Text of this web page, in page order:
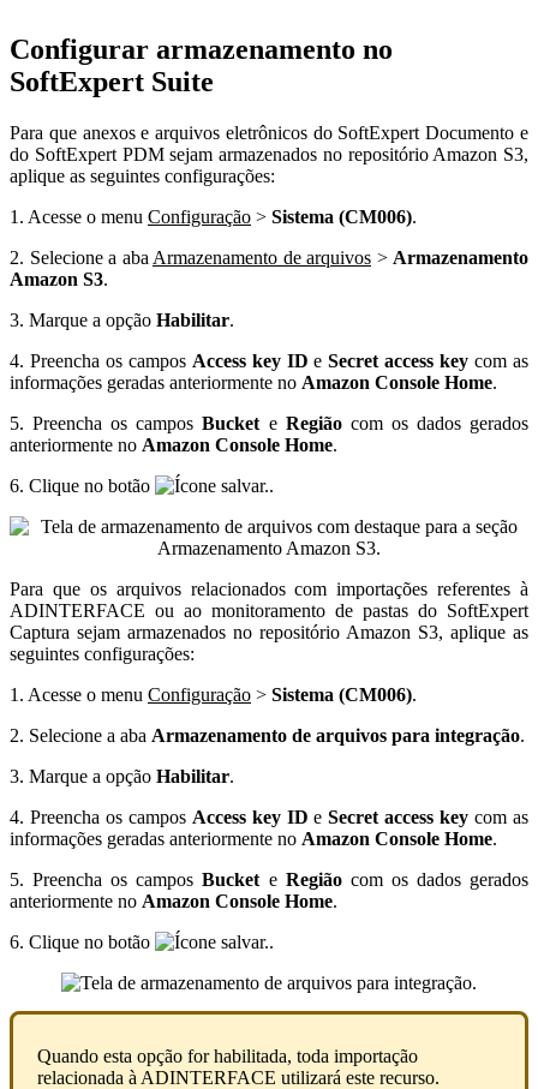
Configurar armazenamento no
SoftExpert Suite
Para que anexos e arquivos eletrônicos do SoftExpert Documento e
do SoftExpert PDM sejam armazenados no repositório Amazon S3,
aplique as seguintes configurações:
1. Acesse o menu Configuração > Sistema (CM006).
2. Selecione a aba Armazenamento de arquivos > Armazenamento
Amazon S3.
3. Marque a opção Habilitar.
4. Preencha os campos Access key ID eSecret access key com as
informações geradas anteriormente no Amazon Console Home.
5. Preencha os camposBucket e Regiãocom os dados gerados
anteriormente no Amazon Console Home.
6. Clique no botão
.
Para que os arquivos relacionados com importações referentes à
ADINTERFACE ou ao monitoramento de pastas do SoftExpert
Captura sejam armazenados no repositório Amazon S3, aplique as
seguintes configurações:
1. Acesse o menu Configuração > Sistema (CM006).
2. Selecione a aba Armazenamento de arquivos para integração.
3. Marque a opção Habilitar.
4. Preencha os campos Access key ID eSecret access key com as
informações geradas anteriormente no Amazon Console Home.
5. Preencha os camposBucket e Regiãocom os dados gerados
anteriormente no Amazon Console Home.
6. Clique no botão
.
Quando esta opção for habilitada, toda importação
relacionada à ADINTERFACE utilizará este recurso.